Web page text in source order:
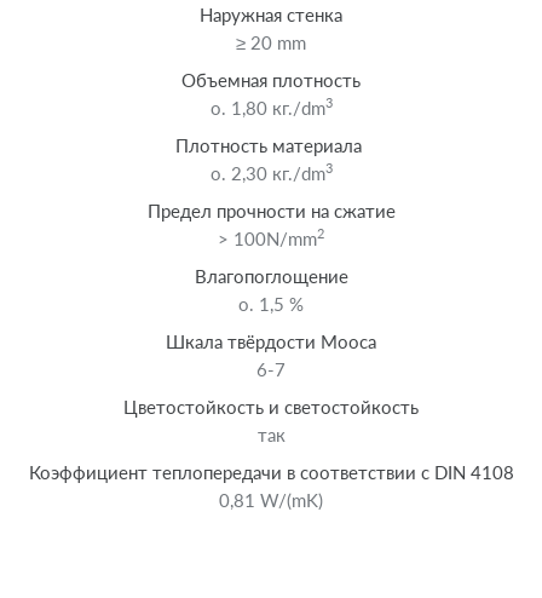
Наружная стенка
≥ 20 mm
Объемная плотность
o. 1,80 кг./dm3
Плотность материала
o. 2,30 кг./dm3
Предел прочности на сжатие
> 100N/mm2
Влагопоглощение
o. 1,5 %
Шкала твёрдости Мооса
6-7
Цветостойкость и светостойкость
так
Коэффициент теплопередачи в соответствии с DIN 4108
0,81 W/(mK)